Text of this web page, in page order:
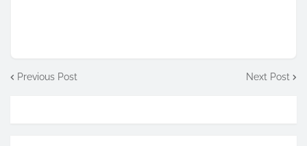
Previous Post Next Post